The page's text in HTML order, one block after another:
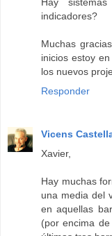
indicadores?
Muchas
inicios estoy
los nuevos
Responder
Vicens
Xavier,
Hay muchas
una media del
en aquellas
(por encima